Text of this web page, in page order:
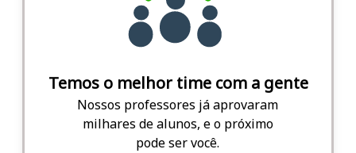
Temos o melhor time com a gente
Nossos professores já aprovaram
milhares de alunos, e o próximo
pode ser você.